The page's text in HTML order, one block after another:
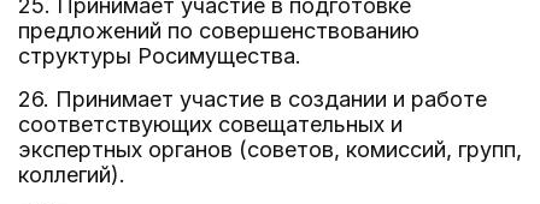
25. Принимает участие в подготовке
предложений по совершенствованию
структуры Росимущества.
26. Принимает участие в создании и работе
соответствующих совещательных и
экспертных органов (советов, комиссий, групп,
коллегий).